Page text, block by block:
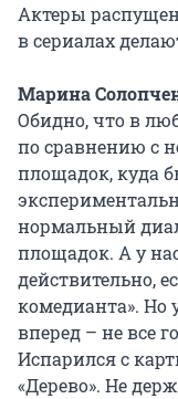
Актеры
в сериалах
Марина
Обидно, что в
по сравнению с
площадок, куда
нормальный
площадок. А у
действительно,
комедианта». Но
вперед – не все
Испарился с
«Дерево». Не